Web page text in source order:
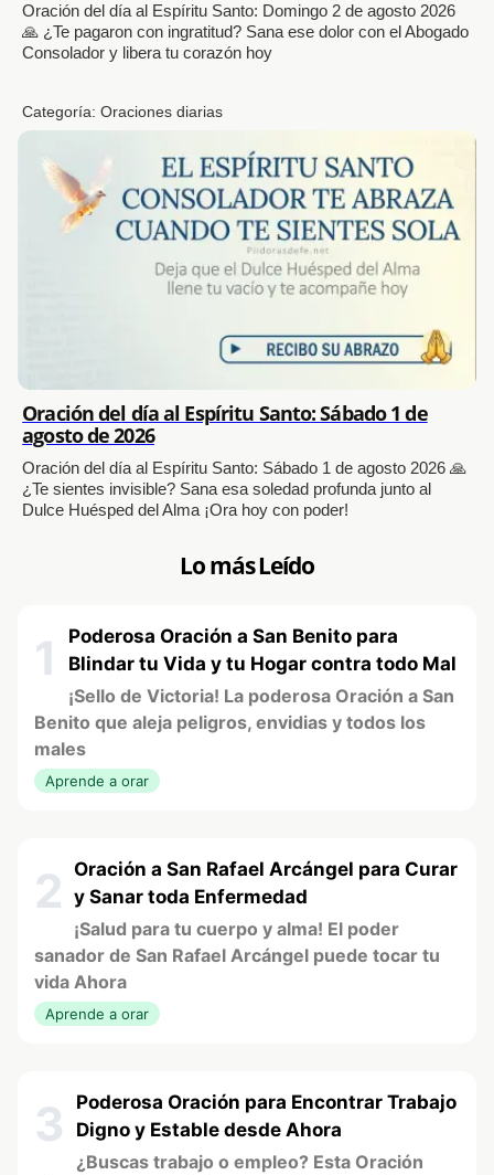
Oración del día al Espíritu Santo: Domingo 2 de agosto 2026
🙏 ¿Te pagaron con ingratitud? Sana ese dolor con el Abogado
Consolador y libera tu corazón hoy
Categoría:Oraciones diarias
Oración del día al Espíritu Santo: Sábado 1 de
agosto de 2026
Oración del día al Espíritu Santo: Sábado 1 de agosto 2026 🙏
¿Te sientes invisible? Sana esa soledad profunda junto al
Dulce Huésped del Alma ¡Ora hoy con poder!
Lo más Leído
1
Poderosa Oración a San Benito para
Blindar tu Vida y tu Hogar contra todo Mal
¡Sello de Victoria! La poderosa Oración a San
Benito que aleja peligros, envidias y todos los
males
Aprende a orar
2 Oración a San Rafael Arcángel para Curar
y Sanar toda Enfermedad
¡Salud para tu cuerpo y alma! El poder
sanador de San Rafael Arcángel puede tocar tu
vida Ahora
Aprende a orar
3
Poderosa Oración para Encontrar Trabajo
Digno y Estable desde Ahora
¿Buscas trabajo o empleo? Esta Oración